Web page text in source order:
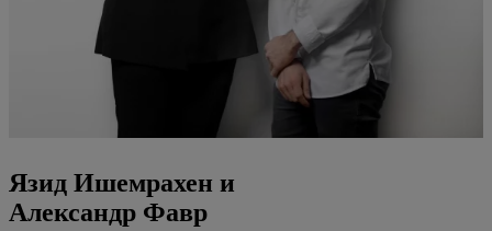
Язид Ишемрахен и
Александр Фавр